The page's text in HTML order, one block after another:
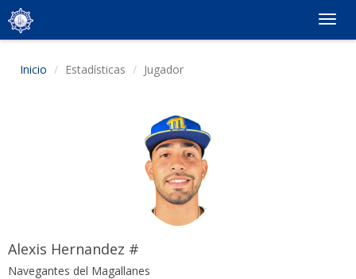
Inicio Estadísticas Jugador
Alexis Hernandez #
Navegantes del Magallanes